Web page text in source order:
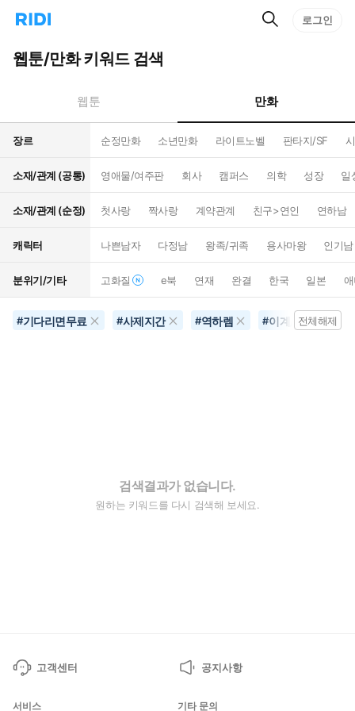
리
홈
으
턴
트
검
로그인
웹툰/만화 키워드 검색
웹툰 만화
장르 순정만화 소년만화 라이트노벨 판타지/SF
소재/관계 (공통) 영애물/여주판 회사 캠퍼스 의학 성장 일
소재/관계 (순정) 첫사랑 짝사랑 계약관계 친구>연인 연하남
캐릭터 나쁜남자 다정남 왕족/귀족 용사마왕 인기남
분위기/기타 고화질 e북 연재 완결 한국 일본
#기다리면무료 #사제지간 #역하렘 #이계/이세계
전체해제
검색결과가 없습니다.
원하는 키워드를 다시 검색해 보세요.
고객센터 공지사항
서비스 기타 문의